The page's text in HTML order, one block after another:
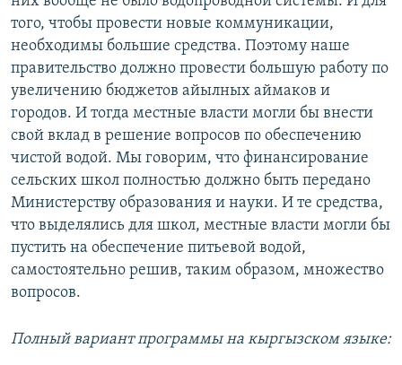
того, чтобы провести новые коммуникации,
необходимы большие средства. Поэтому наше
правительство должно провести большую работу по
увеличению бюджетов айылных аймаков и
городов. И тогда местные власти могли бы внести
свой вклад в решение вопросов по обеспечению
чистой водой. Мы говорим, что финансирование
сельских школ полностью должно быть передано
Министерству образования и науки. И те средства,
что выделялись для школ, местные власти могли бы
пустить на обеспечение питьевой водой,
самостоятельно решив, таким образом, множество
вопросов.
Полный вариант программы на кыргызском языке: